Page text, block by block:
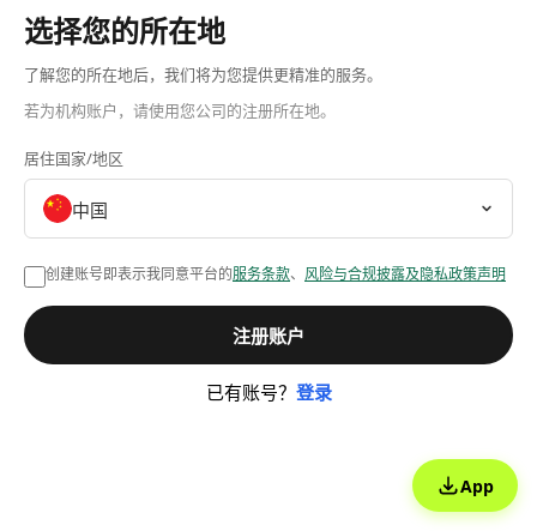
选择您的所在地
了解您的所在地后，我们将为您提供更精准的服务。
若为机构账户，请使用您公司的注册所在地。
居住国家/地区
中国
创建账号即表示我同意平台的服务条款、 风险与合规披露及隐私政策声明
注册账户
已有账号？ 登录
App